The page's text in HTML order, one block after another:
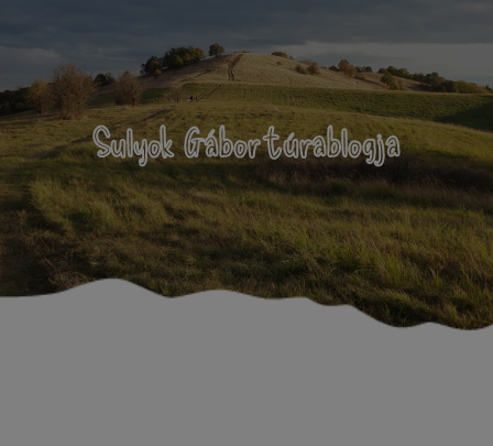
Sulyok Gábor túrablogja